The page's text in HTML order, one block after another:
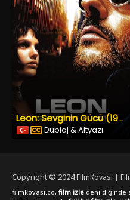
Leon: Sevginin Gücü (1994) İzle
Dublaj & Altyazı
Copyright © 2024FilmKovası |
filmkovasi.co, film izle denildiğinde